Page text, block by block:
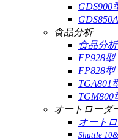
GDS900
食品分析
食品分
FP928型
FP828型
TGA801
TGM800
オートローダ
オート
Shuttle